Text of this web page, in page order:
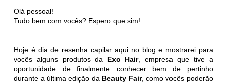
Olá pessoal!
Tudo bem com vocês? Espero que sim!
Hoje é dia de resenha capilar aqui no blog e mostrarei para
vocês alguns produtos da Exo Hair, empresa que tive a
oportunidade de finalmente conhecer bem de pertinho
durante a última edição da Beauty Fair, como vocês poderão